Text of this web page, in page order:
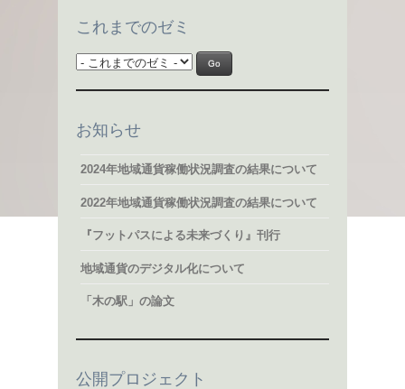
これまでのゼミ
お知らせ
2024年地域通貨稼働状況調査の結果について
2022年地域通貨稼働状況調査の結果について
『フットパスによる未来づくり』刊行
地域通貨のデジタル化について
「木の駅」の論文
公開プロジェクト